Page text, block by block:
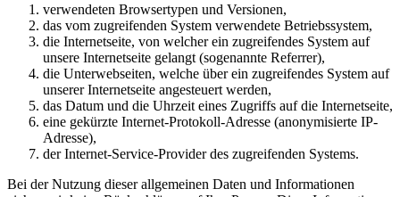
verwendeten Browsertypen und Versionen,
das vom zugreifenden System verwendete Betriebssystem,
die Internetseite, von welcher ein zugreifendes System auf
unsere Internetseite gelangt (sogenannte Referrer),
die Unterwebseiten, welche über ein zugreifendes System auf
unserer Internetseite angesteuert werden,
das Datum und die Uhrzeit eines Zugriffs auf die Internetseite,
eine gekürzte Internet-Protokoll-Adresse (anonymisierte IP-
Adresse),
der Internet-Service-Provider des zugreifenden Systems.
Bei der Nutzung dieser allgemeinen Daten und Informationen